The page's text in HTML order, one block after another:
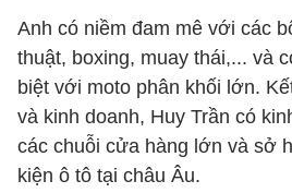
Anh có niềm đam mê với các
thuật, boxing, muay thái,... và
biệt với moto phân khối lớn.
và kinh doanh, Huy Trần có
các chuỗi cửa hàng lớn và sở
kiện ô tô tại châu Âu.